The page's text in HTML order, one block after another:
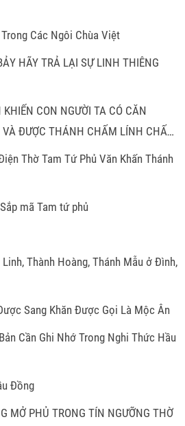
Các Ngôi Chùa Việt
HÃY TRẢ LẠI SỰ LINH THIÊNG
CON NGƯỜI TA CÓ CĂN
ĐƯỢC THÁNH CHẤM LÍNH CHẤM
Thờ Tam Tứ Phủ Văn Khấn Thánh
mã Tam tứ phủ
Thành Hoàng, Thánh Mẫu ở Đình,
Sang Khăn Được Gọi Là Mộc Ân
Cần Ghi Nhớ Trong Nghi Thức Hầu
Đồng
MỞ PHỦ TRONG TÍN NGƯỠNG THỜ